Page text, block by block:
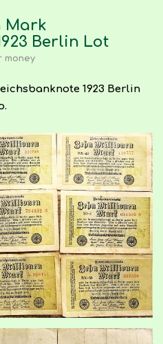
Mark
Berlin Lot
money
1923 Berlin